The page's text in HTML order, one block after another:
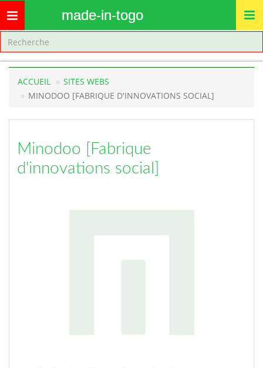
Toggle
navigation
made-in-togo
ACCUEIL
SITES WEBS
MINODOO [FABRIQUE D'INNOVATIONS SOCIAL]
Minodoo [Fabrique
d'innovations social]